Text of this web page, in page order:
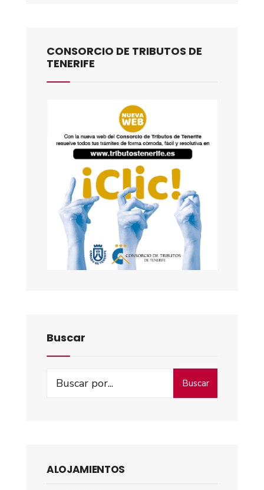
CONSORCIO DE TRIBUTOS DE
TENERIFE
Buscar
Buscar
ALOJAMIENTOS